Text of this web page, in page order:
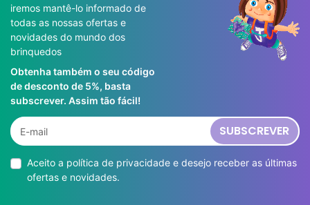
iremos mantê-lo informado de
todas as nossas ofertas e
novidades do mundo dos
brinquedos
Obtenha também o seu código
de desconto de 5%, basta
subscrever. Assim tão fácil!
SUBSCREVER
Aceito a política de privacidade e desejo receber as últimas
ofertas e novidades.